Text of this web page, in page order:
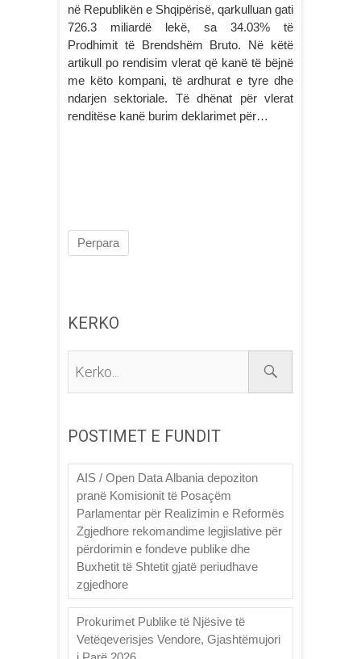
në Republikën e Shqipërisë, qarkulluan gati
726.3 miliardë lekë, sa 34.03% të
Prodhimit të Brendshëm Bruto. Në këtë
artikull po rendisim vlerat që kanë të bëjnë
me këto kompani, të ardhurat e tyre dhe
ndarjen sektoriale. Të dhënat për vlerat
renditëse kanë burim deklarimet për…
Perpara
KERKO
POSTIMET E FUNDIT
AIS / Open Data Albania depoziton
pranë Komisionit të Posaçëm
Parlamentar për Realizimin e Reformës
Zgjedhore rekomandime legjislative për
përdorimin e fondeve publike dhe
Buxhetit të Shtetit gjatë periudhave
zgjedhore
Prokurimet Publike të Njësive të
Vetëqeverisjes Vendore, Gjashtëmujori